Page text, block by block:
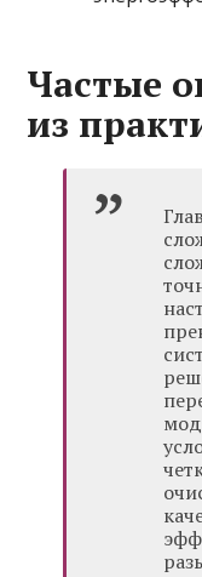
Частые
из